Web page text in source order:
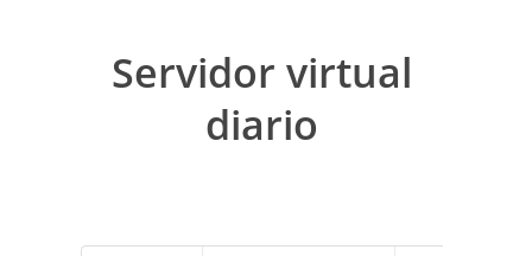
Servidor virtual
diario